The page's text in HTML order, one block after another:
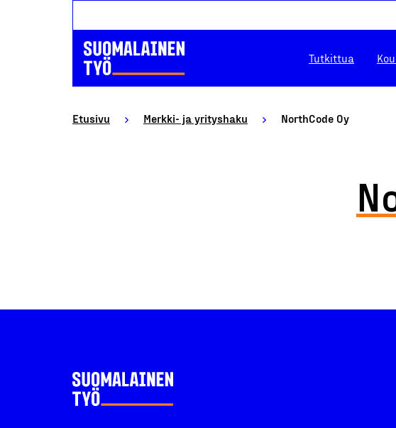
Tutkittua
Etusivu Merkki- ja yrityshaku NorthCode Oy